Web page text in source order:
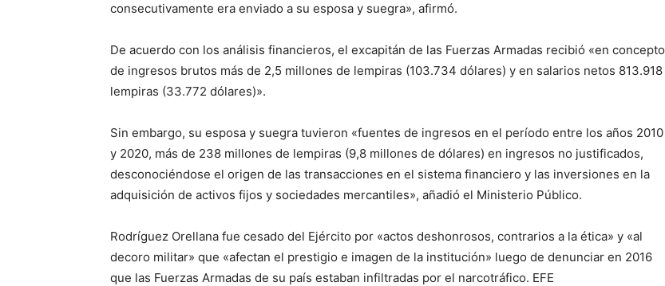
consecutivamente era enviado a su esposa y suegra», afirmó.
De acuerdo con los análisis financieros, el excapitán de las Fuerzas Armadas recibió «en concepto
de ingresos brutos más de 2,5 millones de lempiras (103.734 dólares) y en salarios netos 813.918
lempiras (33.772 dólares)».
Sin embargo, su esposa y suegra tuvieron «fuentes de ingresos en el período entre los años 2010
y 2020, más de 238 millones de lempiras (9,8 millones de dólares) en ingresos no justificados,
desconociéndose el origen de las transacciones en el sistema financiero y las inversiones en la
adquisición de activos fijos y sociedades mercantiles», añadió el Ministerio Público.
Rodríguez Orellana fue cesado del Ejército por «actos deshonrosos, contrarios a la ética» y «al
decoro militar» que «afectan el prestigio e imagen de la institución» luego de denunciar en 2016
que las Fuerzas Armadas de su país estaban infiltradas por el narcotráfico. EFE